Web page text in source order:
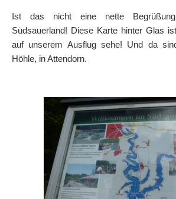
Ist das nicht eine nette Begrüßung: Willkommen im
Südsauerland! Diese Karte hinter Glas
auf unserem Ausflug sehe! Und da
Höhle, in Attendorn.